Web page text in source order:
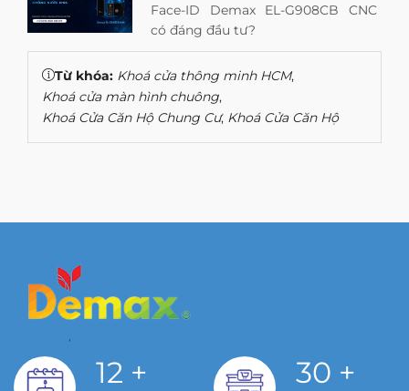
Face-ID Demax EL-G908CB CNC
có đáng đầu tư?
Từ khóa: Khoá cửa thông minh HCM,
Khoá cửa màn hình chuông,
Khoá Cửa Căn Hộ Chung Cư, Khoá Cửa Căn Hộ
12 + 30 +